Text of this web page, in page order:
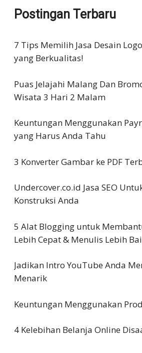
Postingan Terbaru
7 Tips Memilih Jasa Desain
yang Berkualitas!
Puas Jelajahi Malang Dan
Wisata 3 Hari 2 Malam
Keuntungan Menggunakan
yang Harus Anda Tahu
3 Konverter Gambar ke PDF
Undercover.co.id Jasa SEO
Konstruksi Anda
5 Alat Blogging untuk
Lebih Cepat & Menulis Lebih
Jadikan Intro YouTube Anda
Menarik
Keuntungan Menggunakan
4 Kelebihan Belanja Online